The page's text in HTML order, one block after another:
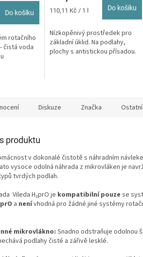
Do košíku
rotačního
čistá voda
Měrná
110,11 Kč / 1 l Do košíku
Nízkopěnivý prostředek pro
základní úklid. Na podlahy,
plochy s antistickou přísadou.
Diskuze Značka
produktu
v dokonalé čistotě s náhradním
vysoce odolná náhrada z mikrovláken je
tvrdých podlah.
Vileda H₂prO je kompatibilní pouze se
a nenívhodná pro žádné jiné systémy
mikrovlákno: Snadno odstraňuje odolnou
podlahy čisté a zářivě lesklé.